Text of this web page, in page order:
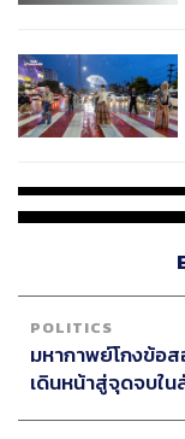
POLITICS
มหากาพย์โกงข้อ
เดินหน้าสู่จุดจบใ